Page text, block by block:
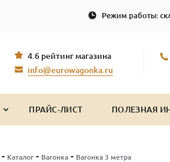
Режим работы:
4.6 рейтинг магазина
info@eurowagonka.ru
ПРАЙС-ЛИСТ ПОЛЕЗНАЯ
- Каталог- Вагонка- Вагонка 3 метра